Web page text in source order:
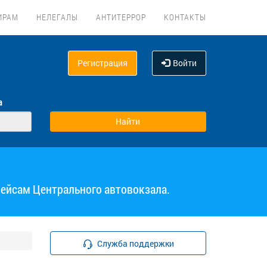
НЕЛЕГАЛЫ АНТИТЕРРОР КОНТАКТЫ
Регистрация Войти
Центрального автовокзала.
Служба поддержки